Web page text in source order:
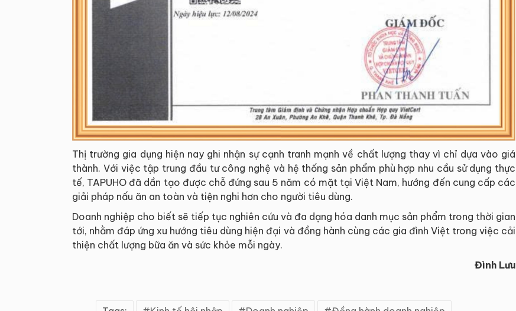
Thị trường gia dụng hiện nay ghi nhận sự cạnh tranh mạnh về chất lượng thay vì chỉ dựa vào giá
thành. Với việc tập trung đầu tư công nghệ và hệ thống sản phẩm phù hợp nhu cầu sử dụng thực
tế, TAPUHO đã dần tạo được chỗ đứng sau 5 năm có mặt tại Việt Nam, hướng đến cung cấp các
giải pháp nấu ăn an toàn và tiện nghi hơn cho người tiêu dùng.
Doanh nghiệp cho biết sẽ tiếp tục nghiên cứu và đa dạng hóa danh mục sản phẩm trong thời gian
tới, nhằm đáp ứng xu hướng tiêu dùng hiện đại và đồng hành cùng các gia đình Việt trong việc cải
thiện chất lượng bữa ăn và sức khỏe mỗi ngày.
Đình Lưu